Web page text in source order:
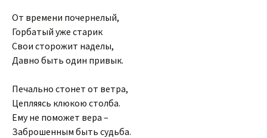
От времени почернелый,
Горбатый уже старик
Свои сторожит наделы,
Давно быть один привык.
Печально стонет от ветра,
Цепляясь клюкою столба.
Ему не поможет вера –
Заброшенным быть судьба.